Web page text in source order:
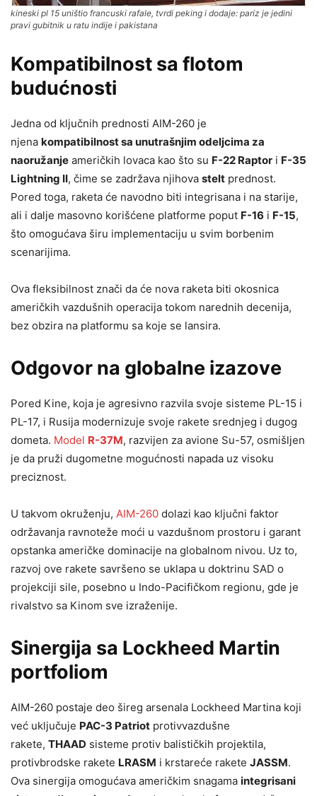
kineski pl 15 uništio francuski rafale, tvrdi peking i dodaje: pariz je jedini
pravi gubitnik u ratu indije i pakistana
Kompatibilnost sa flotom
budućnosti
Jedna od ključnih prednosti AIM-260 je
njena kompatibilnost sa unutrašnjim odeljcima za
naoružanje američkih lovaca kao što su F-22 Raptor i F-35
Lightning II, čime se zadržava njihova stelt prednost.
Pored toga, raketa će navodno biti integrisana i na starije,
ali i dalje masovno korišćene platforme poput F-16 i F-15,
što omogućava širu implementaciju u svim borbenim
scenarijima.
Ova fleksibilnost znači da će nova raketa biti okosnica
američkih vazdušnih operacija tokom narednih decenija,
bez obzira na platformu sa koje se lansira.
Odgovor na globalne izazove
Pored Kine, koja je agresivno razvila svoje sisteme PL-15 i
PL-17, i Rusija modernizuje svoje rakete srednjeg i dugog
dometa. Model R-37M, razvijen za avione Su-57, osmišljen
je da pruži dugometne mogućnosti napada uz visoku
preciznost.
U takvom okruženju, AIM-260 dolazi kao ključni faktor
održavanja ravnoteže moći u vazdušnom prostoru i garant
opstanka američke dominacije na globalnom nivou. Uz to,
razvoj ove rakete savršeno se uklapa u doktrinu SAD o
projekciji sile, posebno u Indo-Pacifičkom regionu, gde je
rivalstvo sa Kinom sve izraženije.
Sinergija sa Lockheed Martin
portfoliom
AIM-260 postaje deo šireg arsenala Lockheed Martina koji
već uključuje PAC-3 Patriot protivvazdušne
rakete, THAAD sisteme protiv balističkih projektila,
protivbrodske rakete LRASM i krstareće rakete JASSM.
Ova sinergija omogućava američkim snagama integrisani